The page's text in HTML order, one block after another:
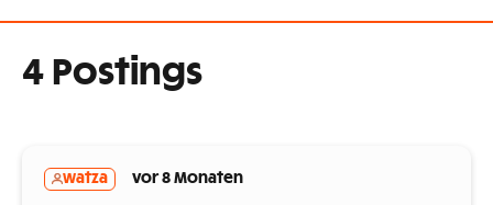
4 Postings
watza vor 8 Monaten